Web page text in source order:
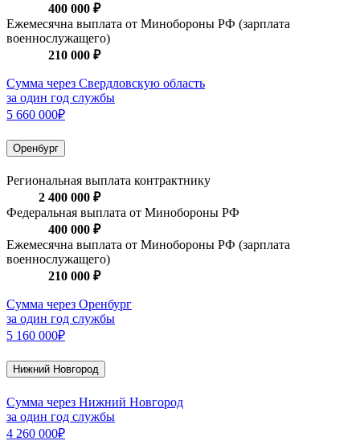
400 000 ₽
Ежемесячна выплата от Минобороны РФ (зарплата
военнослужащего)
210 000 ₽
Сумма через Свердловскую область
за один год службы
5 660 000₽
Оренбург
Региональная выплата контрактнику
2 400 000 ₽
Федеральная выплата от Минобороны РФ
400 000 ₽
Ежемесячна выплата от Минобороны РФ (зарплата
военнослужащего)
210 000 ₽
Сумма через Оренбург
за один год службы
5 160 000₽
Нижний Новгород
Сумма через Нижний Новгород
за один год службы
4 260 000₽